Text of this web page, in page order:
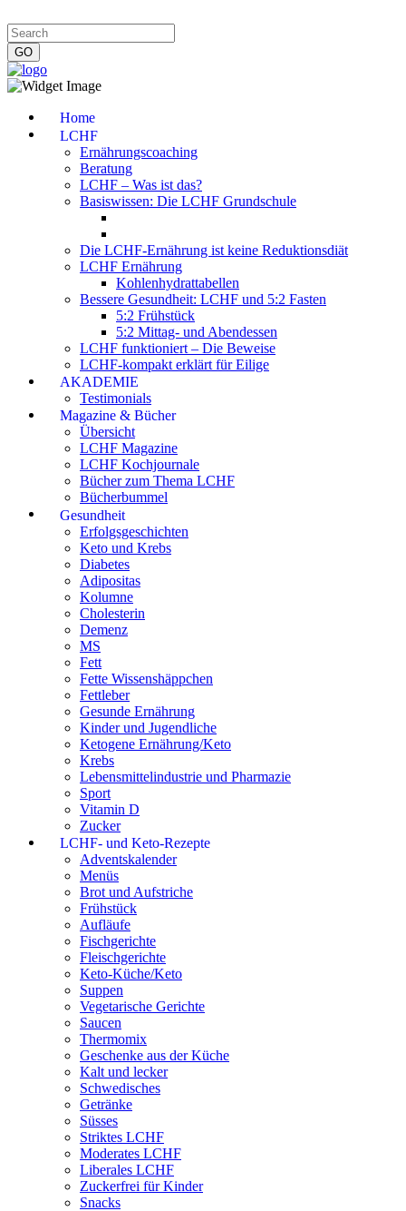
Home
LCHF
Ernährungscoaching
Beratung
LCHF – Was ist das?
Basiswissen: Die LCHF Grundschule
Die LCHF-Ernährung ist keine Reduktionsdiät
LCHF Ernährung
Kohlenhydrattabellen
Bessere Gesundheit: LCHF und 5:2 Fasten
5:2 Frühstück
5:2 Mittag- und Abendessen
LCHF funktioniert – Die Beweise
LCHF-kompakt erklärt für Eilige
AKADEMIE
Testimonials
Magazine & Bücher
Übersicht
LCHF Magazine
LCHF Kochjournale
Bücher zum Thema LCHF
Bücherbummel
Gesundheit
Erfolgsgeschichten
Keto und Krebs
Diabetes
Adipositas
Kolumne
Cholesterin
Demenz
MS
Fett
Fette Wissenshäppchen
Fettleber
Gesunde Ernährung
Kinder und Jugendliche
Ketogene Ernährung/Keto
Krebs
Lebensmittelindustrie und Pharmazie
Sport
Vitamin D
Zucker
LCHF- und Keto-Rezepte
Adventskalender
Menüs
Brot und Aufstriche
Frühstück
Aufläufe
Fischgerichte
Fleischgerichte
Keto-Küche/Keto
Suppen
Vegetarische Gerichte
Saucen
Thermomix
Geschenke aus der Küche
Kalt und lecker
Schwedisches
Getränke
Süsses
Striktes LCHF
Moderates LCHF
Liberales LCHF
Zuckerfrei für Kinder
Snacks